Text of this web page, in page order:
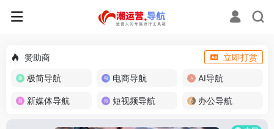
赞助商
立即打赏
极简导航
电商导航 AI导航
新媒体导航 短视频导航 办公导航